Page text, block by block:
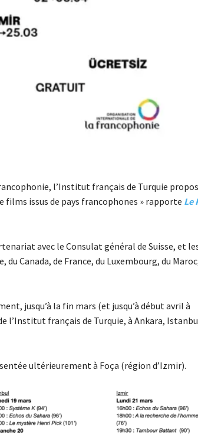
l’Institut français de Turquie
issus de pays francophones » rapporte Le
avec le Consulat général de Suisse, et
du Canada, de France, du Luxembourg, du
jusqu’à la fin mars (et jusqu’à début avril à
l’Institut français de Turquie, à Ankara,
ultérieurement à Foça (région d’Izmir).